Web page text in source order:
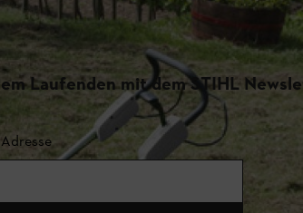
Laufenden mit dem STIHL